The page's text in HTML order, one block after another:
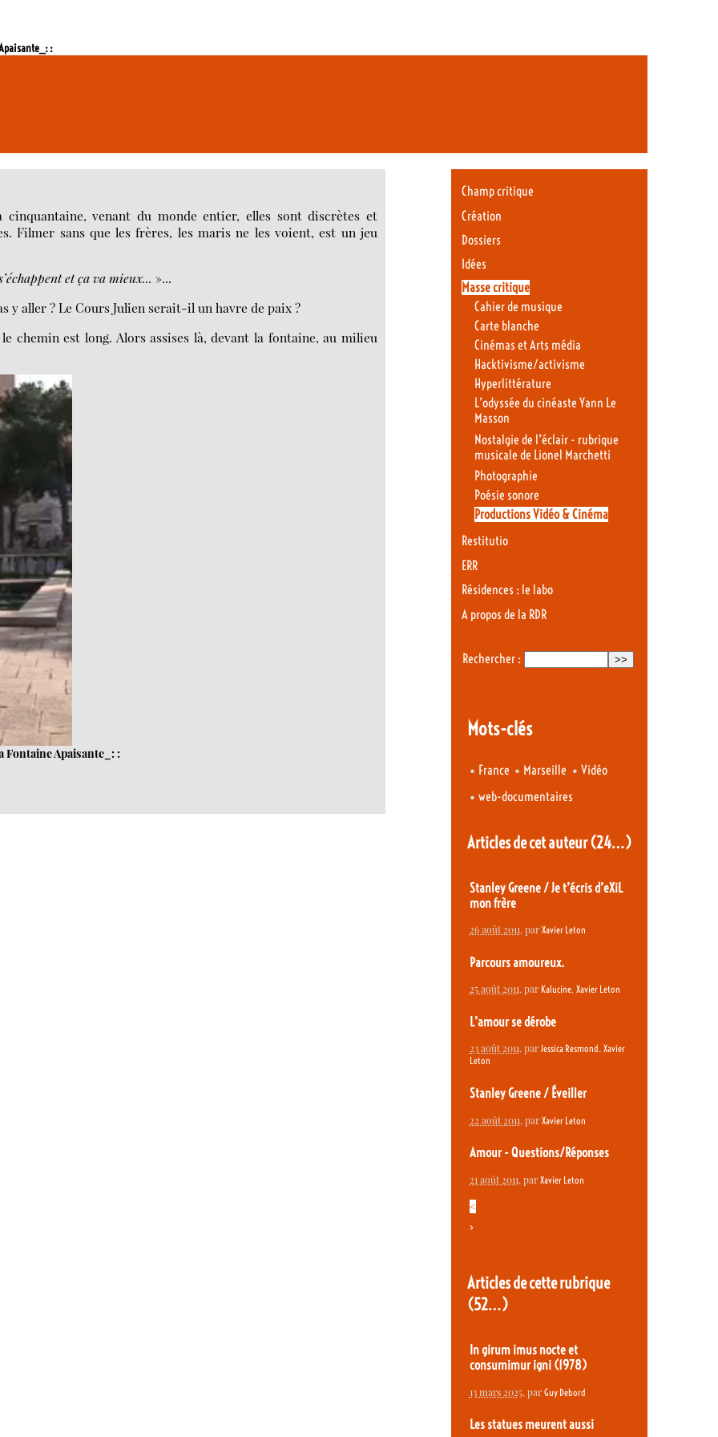
:
venant du monde entier, elles sont discrètes et
Filmer sans que les frères, les maris ne les voient, est un jeu
et ça va mieux... »...
y aller ? Le Cours Julien serait-il un havre de paix ?
chemin est long. Alors assises là, devant la fontaine, au milieu
Fontaine Apaisante_: :
Champ critique
Création
Dossiers
Idées
Masse critique
Cahier de musique
Carte blanche
Cinémas et Arts média
Hacktivisme/activisme
Hyperlittérature
L’odyssée du cinéaste Yann Le
Masson
Nostalgie de l’éclair - rubrique
musicale de Lionel Marchetti
Photographie
Poésie sonore
Productions Vidéo & Cinéma
Restitutio
ERR
Résidences : le labo
A propos de la RDR
Rechercher :
Mots-clés
• France • Marseille • Vidéo
• web-documentaires
Articles de cet auteur(24…)
Stanley Greene / Je t’écris d’eXiL
mon frère
26 août 2011, par Xavier Leton
Parcours amoureux.
25 août 2011, par Kalucine, Xavier Leton
L’amour se dérobe
23 août 2011, par Jessica Resmond, Xavier
Leton
Stanley Greene / Éveiller
22 août 2011, par Xavier Leton
Amour - Questions/Réponses
21 août 2011, par Xavier Leton
<
>
Articles de cette rubrique
(52…)
In girum imus nocte et
consumimur igni (1978)
13 mars 2025, par Guy Debord
Les statues meurent aussi